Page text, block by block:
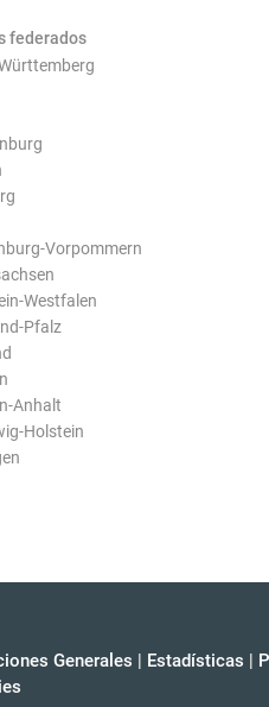
federados
Vorpommern
Westfalen
Pfalz
Anhalt
Holstein
Generales | Estadísticas |